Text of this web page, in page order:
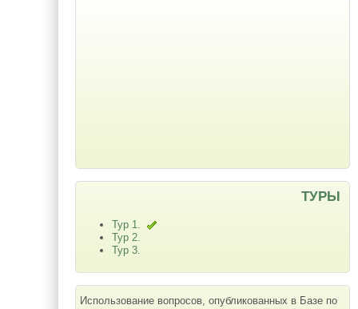
ТУРЫ
Тур 1.
Тур 2.
Тур 3.
Использование вопросов, опубликованных в Базе по